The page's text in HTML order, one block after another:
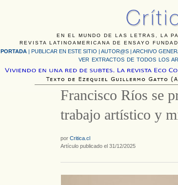
EN EL MUNDO DE LAS LETRAS, LA
REVISTA LATINOAMERICANA DE ENSAYO
PORTADA | PUBLICAR EN ESTE SITIO | AUTOR@S | ARCHIVO
VER EXTRACTOS DE TODOS LOS
Francisco Ríos se
trabajo artístico y
por Critica.cl
Artículo publicado el 31/12/2025